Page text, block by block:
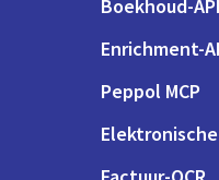
Boekhoud-API
Enrichment-
Peppol MCP